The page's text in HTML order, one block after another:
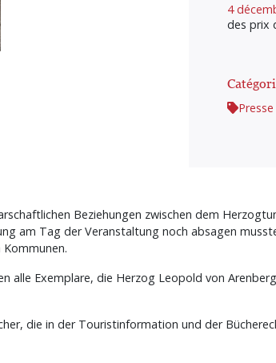
4
des prix
Presse
Beziehungen zwischen dem
am Tag der Veranstaltung noch absagen
alle Exemplare, die Herzog Leopold von
die in der Touristinformation und der